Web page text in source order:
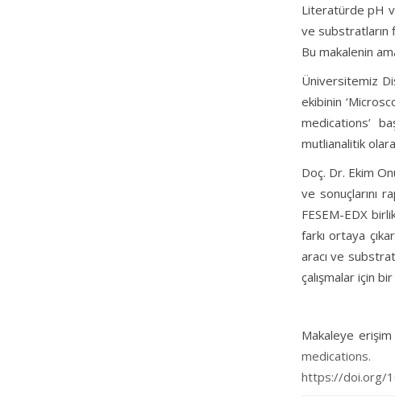
Literatürde pH
ve substratların
Bu makalenin
Üniversitemiz
ekibinin
medications’
mutlianalitik
Doç. Dr. Ekim
ve sonuçlarını
FESEM-EDX
farkı ortaya
aracı ve
çalışmalar için
Makaleye erişim
https://doi.org/